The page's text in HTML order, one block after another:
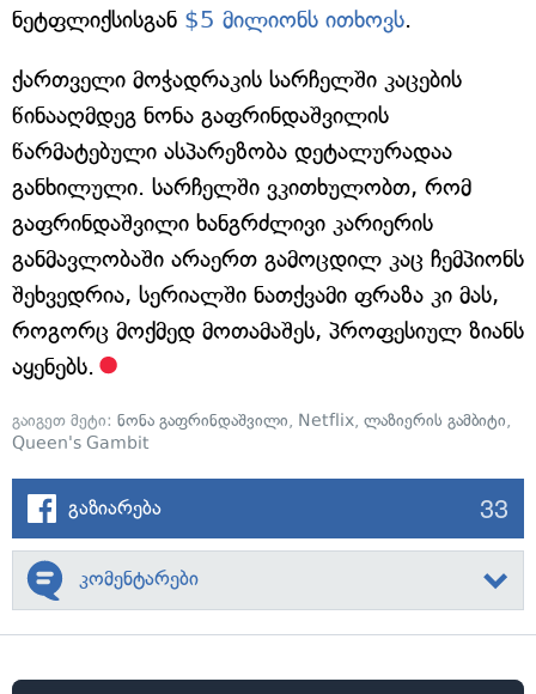
ნეტფლიქსისგან $5 მილიონს ითხოვს.
ქართველი მოჭადრაკის სარჩელში კაცების
წინააღმდეგ ნონა გაფრინდაშვილის
წარმატებული ასპარეზობა დეტალურადაა
განხილული. სარჩელში ვკითხულობთ, რომ
გაფრინდაშვილი ხანგრძლივი კარიერის
განმავლობაში არაერთ გამოცდილ კაც ჩემპიონს
შეხვედრია, სერიალში ნათქვამი ფრაზა კი მას,
როგორც მოქმედ მოთამაშეს, პროფესიულ ზიანს
აყენებს.
გაიგეთ მეტი: ნონა გაფრინდაშვილი, Netflix, ლაზიერის გამბიტი,
Queen's Gambit
გაზიარება 33
კომენტარები